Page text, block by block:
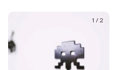
1 / 2